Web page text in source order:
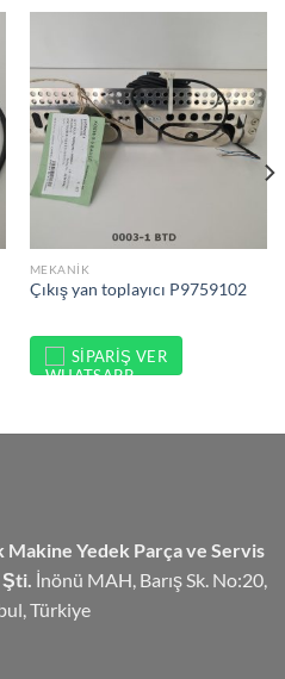
MEKANIK
Çıkış yan toplayıcı P9759102
SIPARIŞ VER
Makine Yedek Parça ve Servis
Şti. İnönü MAH, Barış Sk. No:20,
Türkiye